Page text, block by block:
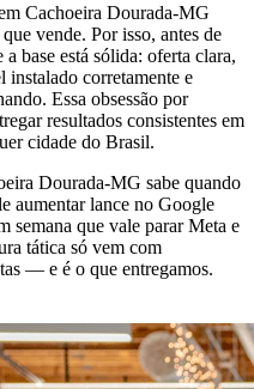
Cachoeira Dourada-MG
vende. Por isso, antes de
base está sólida: oferta clara,
instalado corretamente e
Essa obsessão por
resultados consistentes em
cidade do Brasil.
Dourada-MG sabe quando
aumentar lance no Google
semana que vale parar Meta e
tática só vem com
— e é o que entregamos.